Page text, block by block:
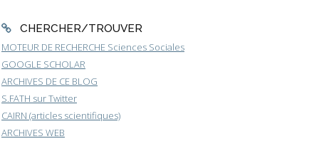
CHERCHER/TROUVER
MOTEUR DE RECHERCHE Sciences Sociales
GOOGLE SCHOLAR
ARCHIVES DE CE BLOG
S.FATH sur Twitter
CAIRN (articles scientifiques)
ARCHIVES WEB